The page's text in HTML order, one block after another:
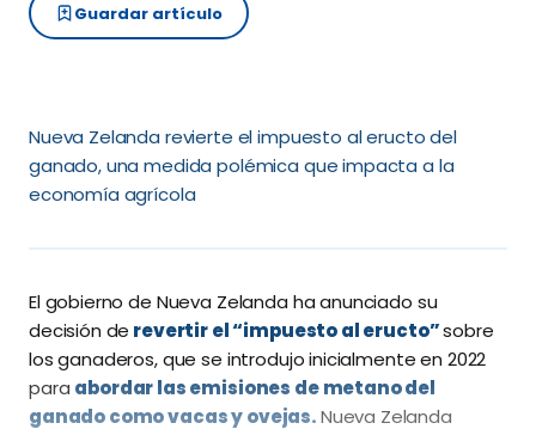
Guardar artículo
Nueva Zelanda revierte el impuesto al eructo del
ganado, una medida polémica que impacta a la
economía agrícola
El gobierno de Nueva Zelanda ha anunciado su
decisión de revertir el “impuesto al eructo”sobre
los ganaderos, que se introdujo inicialmente en 2022
para abordar las emisiones de metano del
ganado como vacas y ovejas.Nueva Zelanda